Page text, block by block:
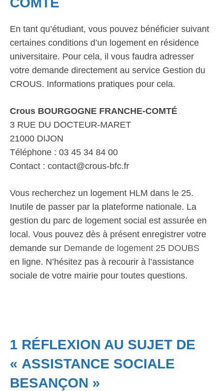
En tant qu’étudiant, vous pouvez bénéficier suivant
certaines conditions d’un logement en résidence
universitaire. Pour cela, il vous faudra adresser
votre demande directement au service Gestion du
CROUS. Informations pratiques pour cela.
Crous BOURGOGNE FRANCHE-COMTÉ
3 RUE DU DOCTEUR-MARET
21000 DIJON
Téléphone : 03 45 34 84 00
Contact : contact@crous-bfc.fr
Vous recherchez un logement HLM dans le 25.
Inutile de passer par la plateforme nationale. La
gestion du parc de logement social est assurée en
local. Vous pouvez dès à présent enregistrer votre
demande sur Demande de logement 25 DOUBS
en ligne. N’hésitez pas à recourir à l’assistance
sociale de votre mairie pour toutes questions.
1 RÉFLEXION AU SUJET DE
« ASSISTANCE SOCIALE
BESANÇON »